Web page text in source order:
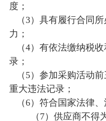
度；
（3）具有履行合同
力；
（4）有依法缴纳税
录；
（5）参加采购活动
重大违法记录；
（6）符合国家法律
（7）供应商不得